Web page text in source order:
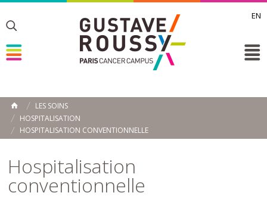
EN
Toggle
Toggle
Toggle
ACCUEIL
LES SOINS
HOSPITALISATION
HOSPITALISATION CONVENTIONNELLE
Hospitalisation
conventionnelle